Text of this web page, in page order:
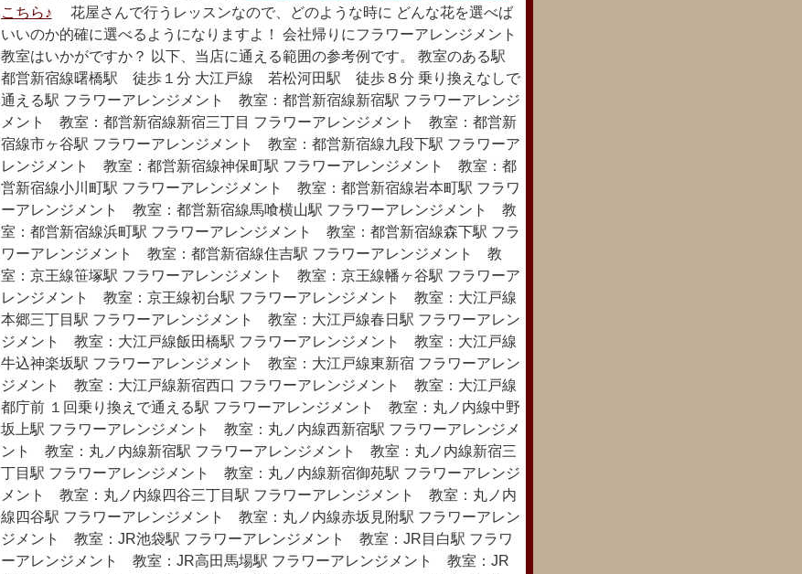
こちら♪ 花屋さんで行うレッスンなので、どのような時に どんな花を選べば
いいのか的確に選べるようになりますよ！ 会社帰りにフラワーアレンジメント
教室はいかがですか？ 以下、当店に通える範囲の参考例です。 教室のある駅
都営新宿線曙橋駅 徒歩１分 大江戸線 若松河田駅 徒歩８分 乗り換えなしで
通える駅 フラワーアレンジメント 教室：都営新宿線新宿駅 フラワーアレンジ
メント 教室：都営新宿線新宿三丁目 フラワーアレンジメント 教室：都営新
宿線市ヶ谷駅 フラワーアレンジメント 教室：都営新宿線九段下駅 フラワーア
レンジメント 教室：都営新宿線神保町駅 フラワーアレンジメント 教室：都
営新宿線小川町駅 フラワーアレンジメント 教室：都営新宿線岩本町駅 フラワ
ーアレンジメント 教室：都営新宿線馬喰横山駅 フラワーアレンジメント 教
室：都営新宿線浜町駅 フラワーアレンジメント 教室：都営新宿線森下駅 フラ
ワーアレンジメント 教室：都営新宿線住吉駅 フラワーアレンジメント 教
室：京王線笹塚駅 フラワーアレンジメント 教室：京王線幡ヶ谷駅 フラワーア
レンジメント 教室：京王線初台駅 フラワーアレンジメント 教室：大江戸線
本郷三丁目駅 フラワーアレンジメント 教室：大江戸線春日駅 フラワーアレン
ジメント 教室：大江戸線飯田橋駅 フラワーアレンジメント 教室：大江戸線
牛込神楽坂駅 フラワーアレンジメント 教室：大江戸線東新宿 フラワーアレン
ジメント 教室：大江戸線新宿西口 フラワーアレンジメント 教室：大江戸線
都庁前 １回乗り換えで通える駅 フラワーアレンジメント 教室：丸ノ内線中野
坂上駅 フラワーアレンジメント 教室：丸ノ内線西新宿駅 フラワーアレンジメ
ント 教室：丸ノ内線新宿駅 フラワーアレンジメント 教室：丸ノ内線新宿三
丁目駅 フラワーアレンジメント 教室：丸ノ内線新宿御苑駅 フラワーアレンジ
メント 教室：丸ノ内線四谷三丁目駅 フラワーアレンジメント 教室：丸ノ内
線四谷駅 フラワーアレンジメント 教室：丸ノ内線赤坂見附駅 フラワーアレン
ジメント 教室：JR池袋駅 フラワーアレンジメント 教室：JR目白駅 フラワ
ーアレンジメント 教室：JR高田馬場駅 フラワーアレンジメント 教室：JR